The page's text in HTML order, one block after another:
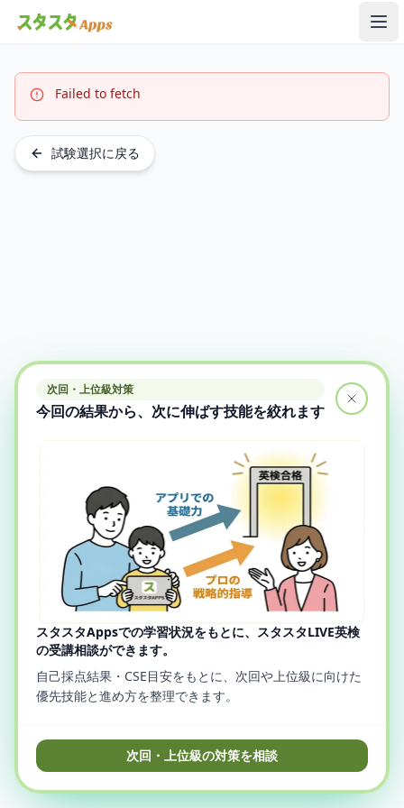
メ
Failed to fetch
試験選択に戻る
次回・上位級対策
今回の結果から、次に伸ばす技能を絞れます
スタスタAppsでの学習状況をもとに、スタスタLIVE英検
の受講相談ができます。
自己採点結果・CSE目安をもとに、次回や上位級に向けた
優先技能と進め方を整理できます。
次回・上位級の対策を相談